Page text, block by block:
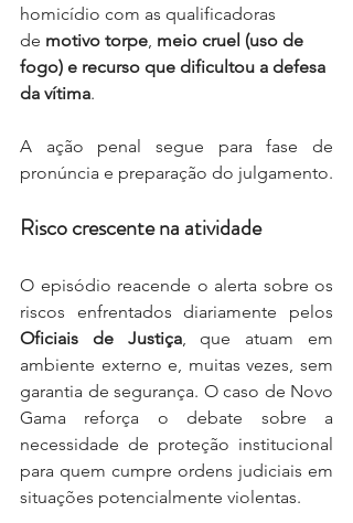
homicídio com as qualificadoras
de motivo torpe, meio cruel (uso de
fogo) e recurso que dificultou a defesa
da vítima.
A ação penal segue para fase de
pronúncia e preparação do julgamento.
Risco crescente na atividade
O episódio reacende o alerta sobre os
Oficiais de Justiça, que atuam em
ambiente externo e, muitas vezes, sem
garantia de segurança. O caso de Novo
Gama reforça o debate sobre a
necessidade de proteção institucional
para quem cumpre ordens judiciais em
situações potencialmente violentas.